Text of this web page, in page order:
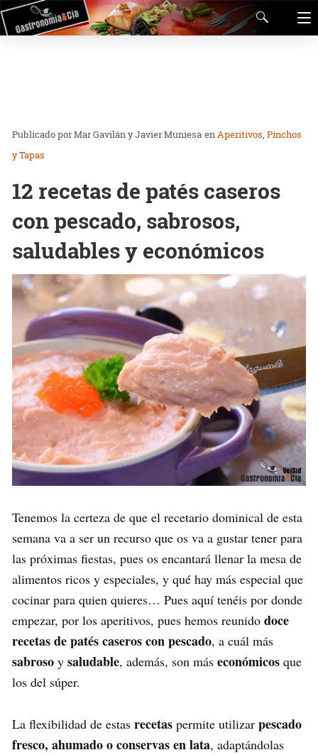
Mar Gavilán y Javier Muniesa enAperitivos Pinchos
y Tapas
12 recetas de patés caseros
con pescado, sabrosos,
saludables y económicos
Tenemos la certeza de que el recetario dominical de esta
semana va a ser un recurso que os va a gustar tener para
las próximas fiestas, pues os encantará llenar la mesa de
alimentos ricos y especiales, y qué hay más especial que
cocinar para quien quieres… Pues aquí tenéis por donde
empezar, por los aperitivos, pues hemos reunido doce
recetas de patés caseros con pescado, a cuál más
sabroso y saludable, además, son más económicos que
los del súper.
La flexibilidad de estas recetas permite utilizar pescado
fresco, ahumado o conservas en lata, adaptándolas